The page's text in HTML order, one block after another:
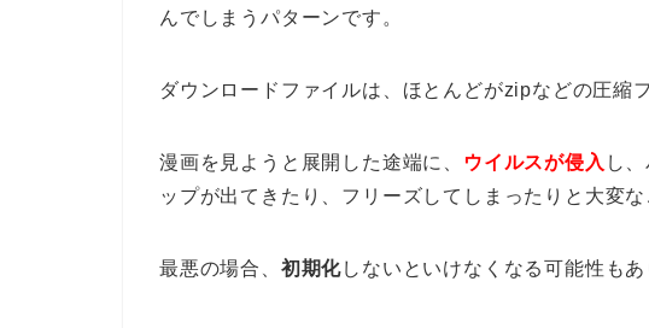
んでしまうパターンです。
ダウンロードファイルは、ほとんどがzipなどの圧縮
漫画を見ようと展開した途端に、 ウイルスが侵入 し
ップが出てきたり、フリーズしてしまったりと大変な
最悪の場合、 初期化しないといけなくなる可能性もあ